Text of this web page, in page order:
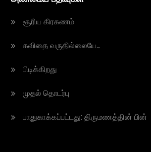
சூரிய‌ கிர‌க‌ண‌ம்
க‌விதை வ‌ருதில்லையே…
பிடிக்கிற‌து
முத‌ல் தொட‌ர்பு
பாதுகாக்கப்பட்டது: திரும‌ண‌த்தின் பின்